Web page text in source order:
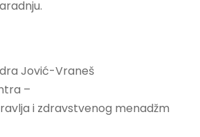
Jović-⁠⁠⁠⁠⁠Vraneš
–
i zdravstvenog menadžm